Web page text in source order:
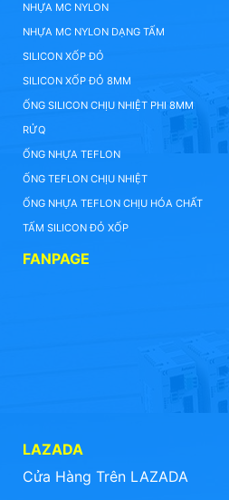
NHỰA MC NYLON
NHỰA MC NYLON DẠNG TẤM
SILICON XỐP ĐỎ
SILICON XỐP ĐỎ 8MM
ỐNG SILICON CHỊU NHIỆT PHI 8MM
RỬQ
ỐNG NHỰA TEFLON
ỐNG TEFLON CHỊU NHIỆT
ỐNG NHỰA TEFLON CHỊU HÓA CHẤT
TẤM SILICON ĐỎ XỐP
FANPAGE
LAZADA
Cửa Hàng Trên LAZADA